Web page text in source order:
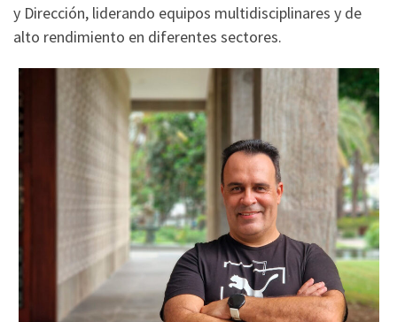
y Dirección, liderando equipos multidisciplinares y de
alto rendimiento en diferentes sectores.